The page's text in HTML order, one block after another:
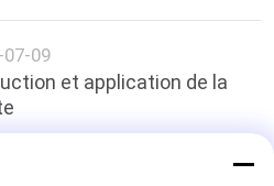
07-09
et application de la